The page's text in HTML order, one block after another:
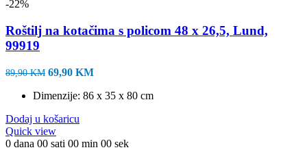
-22%
Roštilj na kotačima s policom 48 x 26,5, Lund,
99919
89,90KM Izvorna
bila
89,90 KM.
69,90 KMTrenutna
je:
Dimenzije: 86 x 35 x 80 cm
Dodaj u košaricu
Quick view
0 dana 00 sati 00 min 00 sek